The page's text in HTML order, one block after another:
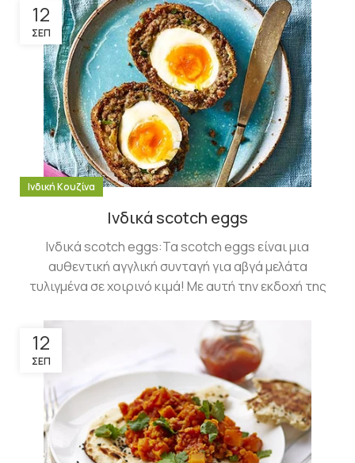
12
ΣΕΠ
Ινδική Κουζίνα
Ινδικά scotch eggs
Ινδικά scotch eggs:Τα scotch eggs είναι μια
αυθεντική αγγλική συνταγή για αβγά μελάτα
τυλιγμένα σε χοιρινό κιμά! Με αυτή την εκδοχή της
12
ΣΕΠ